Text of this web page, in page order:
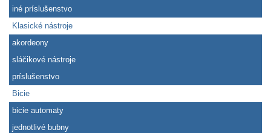
iné príslušenstvo
Klasické nástroje
akordeony
sláčikové nástroje
príslušenstvo
Bicie
bicie automaty
jednotlivé bubny